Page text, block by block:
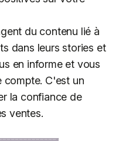
du contenu lié à
dans leurs stories et
en informe et vous
compte. C'est un
la confiance de
ventes.